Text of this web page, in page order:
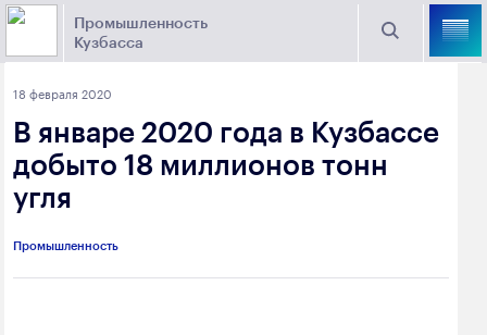
Промышленность
Кузбасса
Поиск
Торговая площадка Кузбасса
Выберите отрасль
Угольная промышленность
Предприятия
Новости
18 февраля 2020
В январе 2020 года в Кузбассе
добыто 18 миллионов тонн
угля
Промышленность